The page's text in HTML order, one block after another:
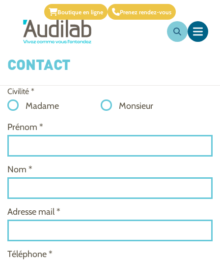
Boutique en ligne Prenez rendez-vous
CONTACT
Civilité *
Madame
Monsieur
Prénom *
Nom *
Adresse mail *
Téléphone *